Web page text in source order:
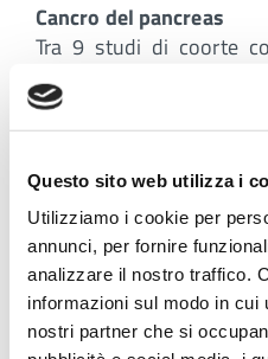
Questo sito web utilizza i
Utilizziamo i cookie per
annunci, per fornire
analizzare il nostro traffico.
informazioni sul modo in
nostri partner che si
Cancro del pancreas
Tra 9 studi di coorte
hanno mostrato
consumo di carne rossa
Multiethnic Cohort Study
Collaborative Cohort
coorte, gli stessi 3
associazioni positive
lavorata e il cancro del
Cancro della prostata